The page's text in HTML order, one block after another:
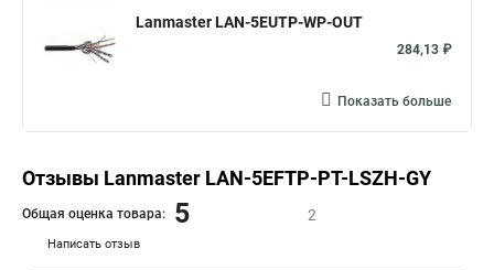
Lanmaster LAN-5EUTP-WP-OUT
284,13 ₽
Показать больше
Отзывы Lanmaster LAN-5EFTP-PT-LSZH-GY
Написать отзыв
Общая оценка товара: 5 2